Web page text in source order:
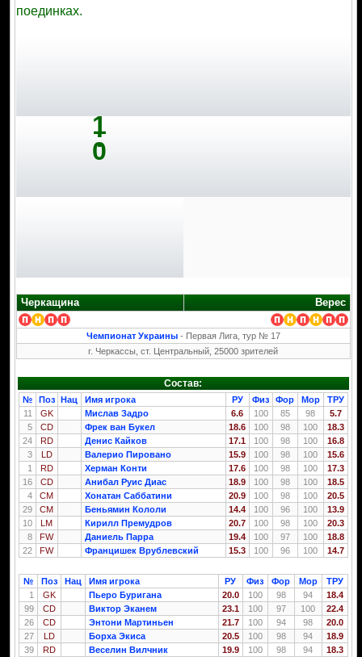
поединках.
1
:
0
Черкащина Верес
Чемпионат Украины- Первая Лига, тур № 17
г. Черкассы, ст. Центральный, 25000 зрителей
Состав:
№ Поз Нац Имя игрока РУ Физ Фор Мор
ТРУ
11
GK Мислав Задро 6.6 100 85 98
5.7
5
CD Фрек ван Букел 18.6 100 98 100
18.3
24
RD Денис Кайков 17.1 100 98 100
16.8
3
LD Валерио Пировано 15.9 100 98 100
15.6
1
RD Херман Конти 17.6 100 98 100
17.3
16
CD Анибал Руис Диас 18.9 100 98 100
18.5
4
CM Хонатан Саббатини 20.9 100 98 100
20.5
29
CM Беньямин Кололи 14.4 100 96 100
13.9
10
LM Кирилл Премудров 20.7 100 98 100
20.3
8
FW Даниель Парра 19.4 100 97 100
18.8
22
FW Францишек Врублевский 15.3 100 96 100 14.7
№ Поз Нац Имя игрока РУ Физ Фор Мор
ТРУ
1
GK Пьеро Буригана 20.0 100 98 94
18.4
99
CD Виктор Эканем 23.1 100 97 100
22.4
26
CD Энтони Мартиньен 21.7 100 94 98
20.0
27
LD Борха Экиса 20.5 100 98 94
18.9
39
RD Веселин Вилчник 19.9 100 98 94
18.3